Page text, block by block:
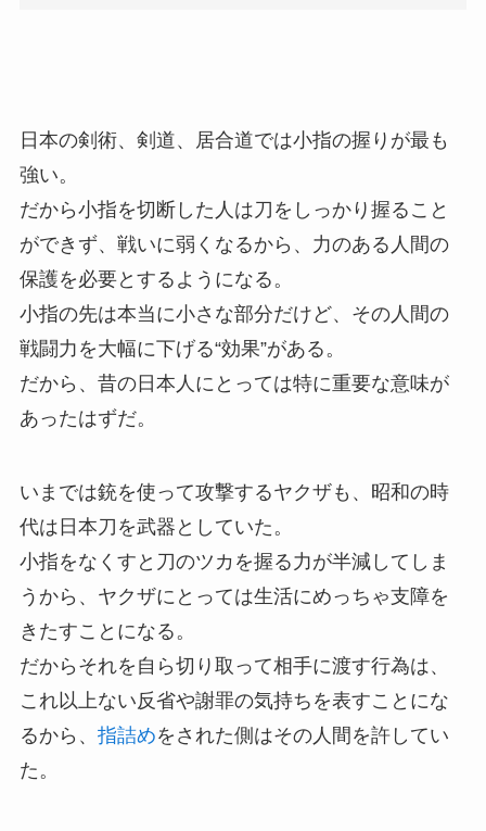
日本の剣術、剣道、居合道では小指の握りが最も
強い。
だから小指を切断した人は刀をしっかり握ること
ができず、戦いに弱くなるから、力のある人間の
保護を必要とするようになる。
小指の先は本当に小さな部分だけど、その人間の
戦闘力を大幅に下げる“効果”がある。
だから、昔の日本人にとっては特に重要な意味が
あったはずだ。
いまでは銃を使って攻撃するヤクザも、昭和の時
代は日本刀を武器としていた。
小指をなくすと刀のツカを握る力が半減してしま
うから、ヤクザにとっては生活にめっちゃ支障を
きたすことになる。
だからそれを自ら切り取って相手に渡す行為は、
これ以上ない反省や謝罪の気持ちを表すことにな
るから、 指詰めをされた側はその人間を許してい
た。